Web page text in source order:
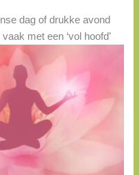
dag of drukke avond
met een ‘vol hoofd’